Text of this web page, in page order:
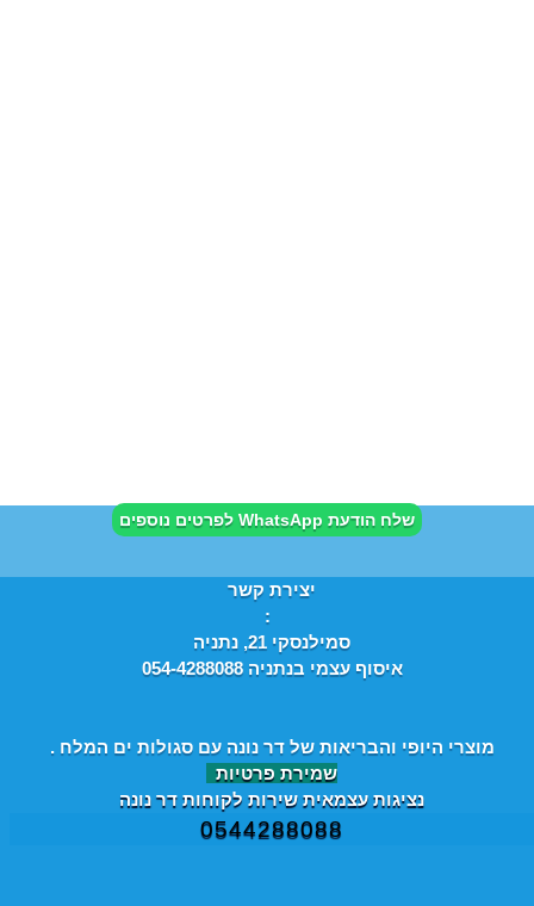
שלח הודעת WhatsApp לפרטים נוספים
יצירת קשר
:
סמילנסקי 21, נתניה
איסוף עצמי בנתניה 054-4288088
מוצרי היופי והבריאות של דר נונה עם סגולות ים המלח .
שמירת פרטיות
נציגות עצמאית שירות לקוחות דר נונה
0544288088